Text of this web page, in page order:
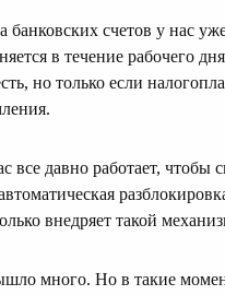
банковских счетов у нас
в течение рабочего
но только если
все давно работает,
внедряет такой
много. Но в такие